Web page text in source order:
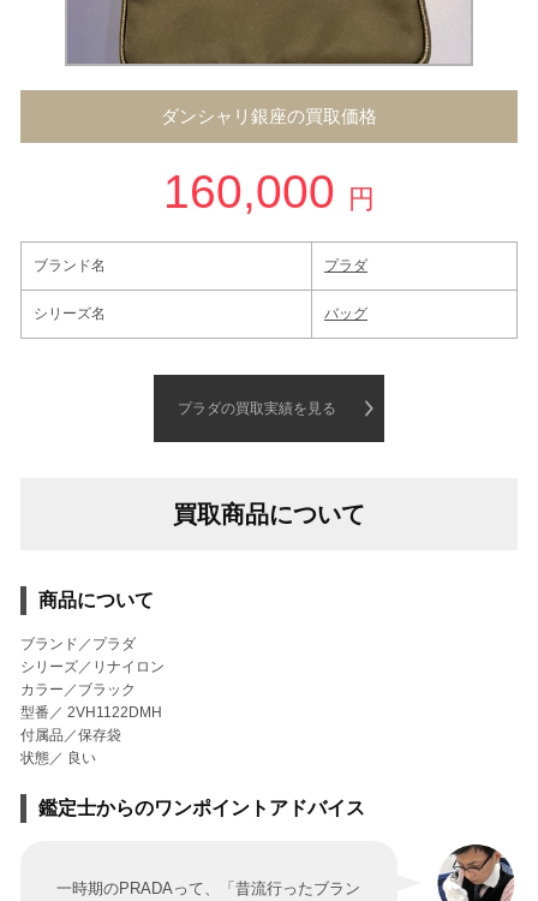
ダンシャリ銀座の買取価格
160,000 円
ブランド名 プラダ
シリーズ名 バッグ
プラダの買取実績を見る
買取商品について
商品について
ブランド／プラダ
シリーズ／リナイロン
カラー／ブラック
型番／ 2VH1122DMH
付属品／保存袋
状態／ 良い
鑑定士からのワンポイントアドバイス
一時期のPRADAって、「昔流行ったブラン